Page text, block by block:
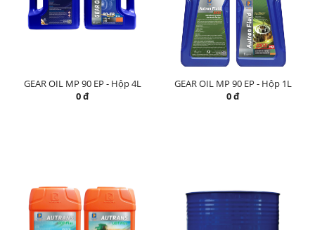
GEAR OIL MP 90 EP - Hộp 4L
0 đ
GEAR OIL MP 90 EP - Hộp 1L
0 đ